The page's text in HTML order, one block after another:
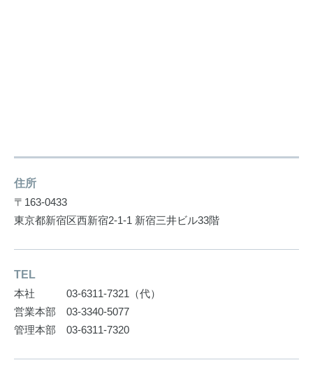
住所
〒163-0433
東京都新宿区西新宿2-1-1 新宿三井ビル33階
TEL
本社 03-6311-7321（代）
営業本部 03-3340-5077
管理本部 03-6311-7320